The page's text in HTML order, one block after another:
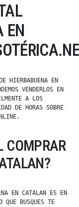
EN
HIERBABUENA EN
VENDERLOS EN
A LOS
DE HORAS SOBRE
COMPRAR
EN CATALAN ES EN
QUE BUSQUES TE